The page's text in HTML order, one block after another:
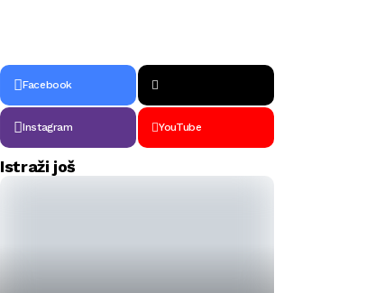
Facebook
Instagram YouTube
Istraži još